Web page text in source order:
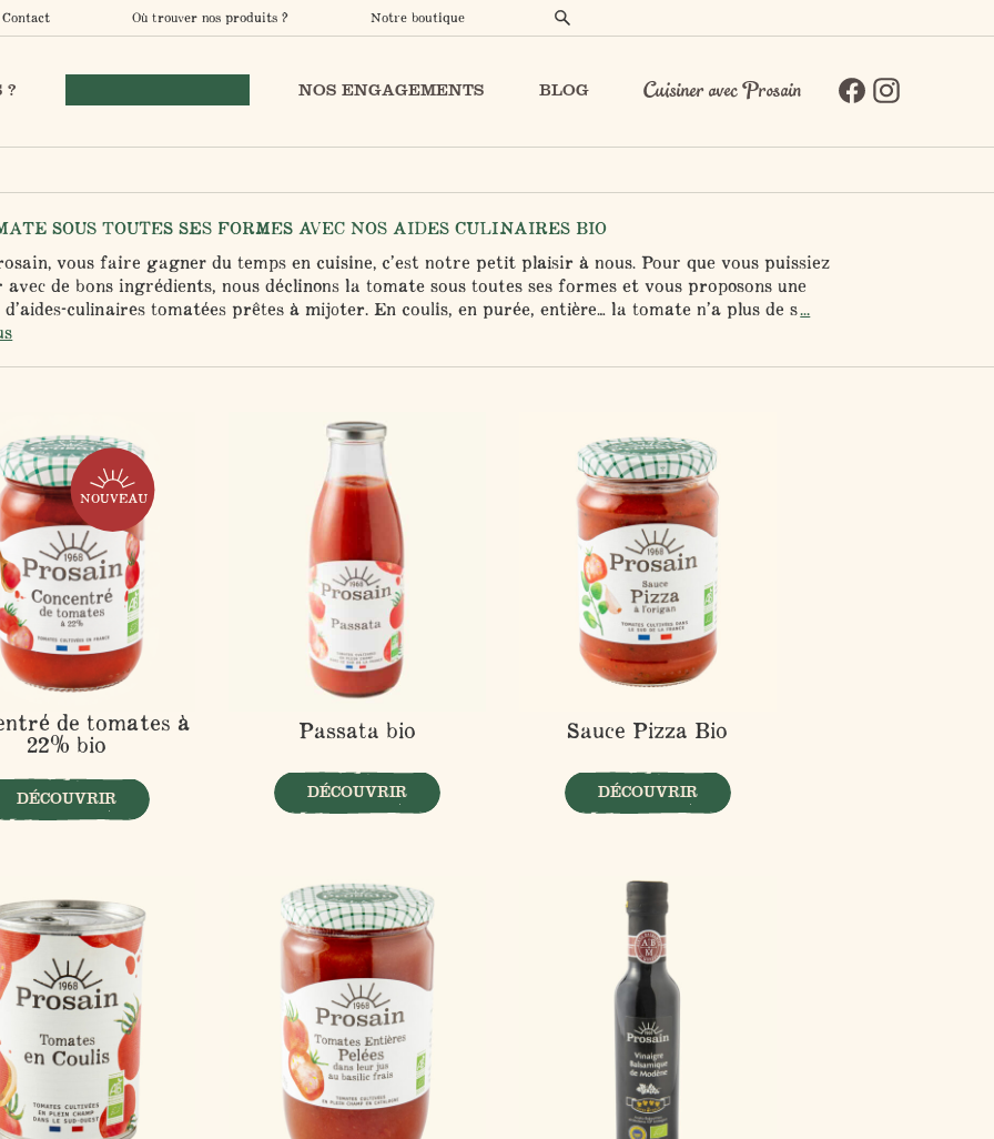
Contact Où trouver nos produits ? Notre boutique
? NOS ENGAGEMENTS BLOG Cuisiner avec Prosain
SOUS TOUTES SES FORMES AVEC NOS AIDES CULINAIRES BIO
vous faire gagner du temps en cuisine, c’est notre petit plaisir à nous. Pour que vous puissiez
avec de bons ingrédients, nous déclinons la tomate sous toutes ses formes et vous proposons une
culinaires tomatées prêtes à mijoter. En coulis, en purée, entière… la tomate n’a plus de s...
NOUVEAU
de tomates à
22% bio
DÉCOUVRIR
Passata bio
DÉCOUVRIR
Sauce Pizza Bio
DÉCOUVRIR